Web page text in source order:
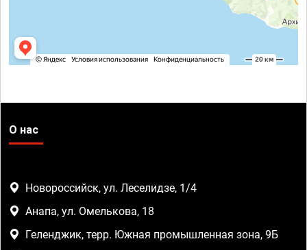
О нас
Новороссийск, ул. Леселидзе, 1/4
Анапа, ул. Омелькова, 18
Геленджик, терр. Южная промышленная зона, 9Б